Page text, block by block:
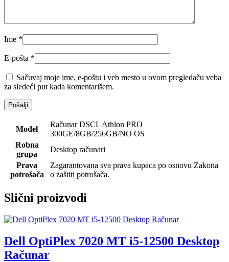
Ime *
E-pošta *
Sačuvaj moje ime, e-poštu i veb mesto u ovom pregledaču veba
za sledeći put kada komentarišem.
Model
Računar DSCL Athlon PRO
300GE/8GB/256GB/NO OS
Robna
grupa
Desktop računari
Prava
potrošača
Zagarantovana sva prava kupaca po osnovu Zakona
o zaštiti potrošača.
Slični proizvodi
Dell OptiPlex 7020 MT i5-12500 Desktop
Računar